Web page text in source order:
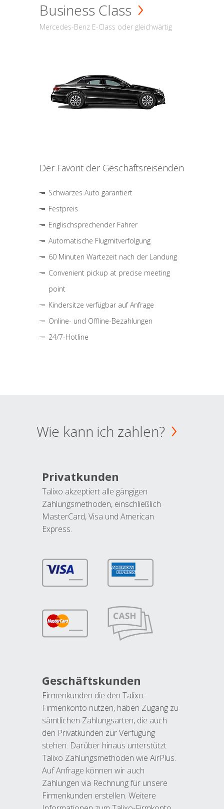
Business Class
Mercedes-Benz E-Class oder gleichwärtig
Der Favorit der Geschäftsreisenden
Schwarzes Auto garantiert
Festpreis
Englischsprechender Fahrer
Automatische Flugmitverfolgung
60 Minuten Wartezeit nach der Landung
Convenient pickup at precise meeting
point
Kindersitze verfügbar auf Anfrage
Online- und Offline-Bezahlungen
24/7-Hotline
Wie kann ich zahlen?
Privatkunden
Talixo akzeptiert alle gängigen
Zahlungsmethoden, einschließlich
MasterCard, Visa und American
Express.
Geschäftskunden
Firmenkunden die den Talixo-
Firmenkonto nutzen, haben Zugang zu
sämtlichen Zahlungsarten, die auch
den Privatkunden zur Verfügung
stehen. Darüber hinaus unterstützt
Talixo Zahlungsmethoden wie AirPlus.
Auf Anfrage können wir auch
Zahlungen via Rechnung für unsere
Firmenkunden erstellen. Weitere